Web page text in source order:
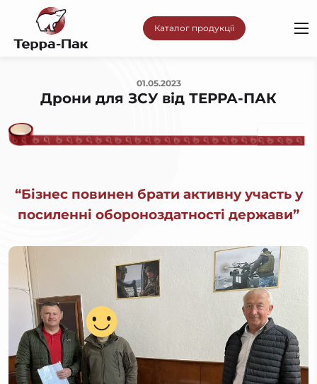
Каталог продукції
01.05.2023
Дрони для ЗСУ від ТЕРРА-ПАК
“Бізнес повинен брати активну участь у
посиленні обороноздатності держави”